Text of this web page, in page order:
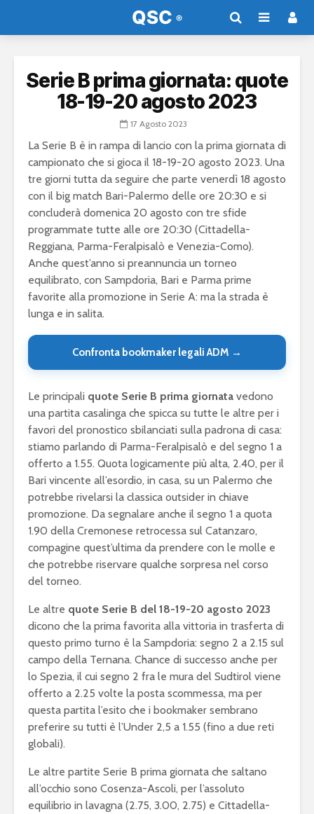
Serie B prima giornata: quote
18-19-20 agosto 2023
17 Agosto 2023
La Serie B è in rampa di lancio con la prima giornata di
campionato che si gioca il 18-19-20 agosto 2023. Una
tre giorni tutta da seguire che parte venerdì 18 agosto
con il big match Bari-Palermo delle ore 20:30 e si
concluderà domenica 20 agosto con tre sfide
programmate tutte alle ore 20:30 (Cittadella-
Reggiana, Parma-Feralpisalò e Venezia-Como).
Anche quest’anno si preannuncia un torneo
equilibrato, con Sampdoria, Bari e Parma prime
favorite alla promozione in Serie A: ma la strada è
lunga e in salita.
Confronta bookmaker legali ADM →
Le principali quote Serie B prima giornata vedono
una partita casalinga che spicca su tutte le altre per i
favori del pronostico sbilanciati sulla padrona di casa:
stiamo parlando di Parma-Feralpisalò e del segno 1 a
offerto a 1.55. Quota logicamente più alta, 2.40, per il
Bari vincente all’esordio, in casa, su un Palermo che
potrebbe rivelarsi la classica outsider in chiave
promozione. Da segnalare anche il segno 1 a quota
1.90 della Cremonese retrocessa sul Catanzaro,
compagine quest’ultima da prendere con le molle e
che potrebbe riservare qualche sorpresa nel corso
del torneo.
Le altre quote Serie B del 18-19-20 agosto 2023
dicono che la prima favorita alla vittoria in trasferta di
questo primo turno è la Sampdoria: segno 2 a 2.15 sul
campo della Ternana. Chance di successo anche per
lo Spezia, il cui segno 2 fra le mura del Sudtirol viene
offerto a 2.25 volte la posta scommessa, ma per
questa partita l’esito che i bookmaker sembrano
preferire su tutti è l’Under 2,5 a 1.55 (fino a due reti
globali).
Le altre partite Serie B prima giornata che saltano
all’occhio sono Cosenza-Ascoli, per l’assoluto
equilibrio in lavagna (2.75, 3.00, 2.75) e Cittadella-